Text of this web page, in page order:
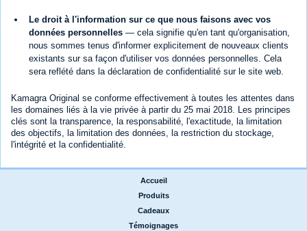
Le droit à l'information sur ce que nous faisons avec vos
données personnelles — cela signifie qu'en tant qu'organisation,
nous sommes tenus d'informer explicitement de nouveaux clients
existants sur sa façon d'utiliser vos données personnelles. Cela
sera reflété dans la déclaration de confidentialité sur le site web.
Kamagra Original se conforme effectivement à toutes les attentes dans
les domaines liés à la vie privée à partir du 25 mai 2018. Les principes
clés sont la transparence, la responsabilité, l'exactitude, la limitation
des objectifs, la limitation des données, la restriction du stockage,
l'intégrité et la confidentialité.
Accueil
Produits
Cadeaux
Témoignages